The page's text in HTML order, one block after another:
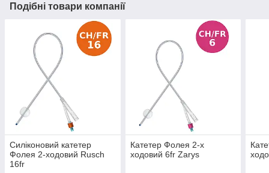
Подібні товари компанії
Силіконовий катетер
Фолея 2-ходовий Rusch
16fr
Катетер Фолея 2-х
ходовий 6fr Zarys